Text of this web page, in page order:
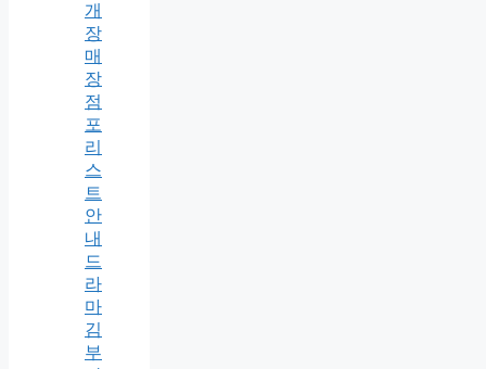
개
장
매
장
점
포
리
스
트
안
내
드
라
마
김
부